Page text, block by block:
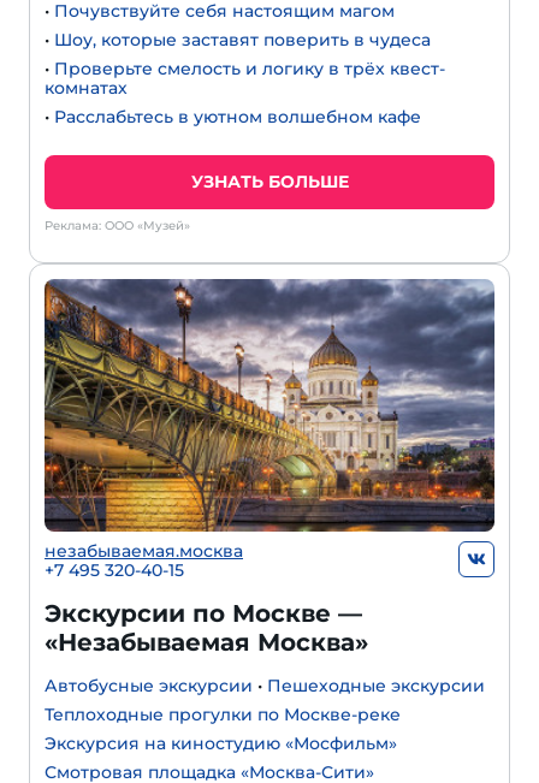
• Почувствуйте себя настоящим магом
• Шоу, которые заставят поверить в чудеса
• Проверьте смелость и логику в трёх квест-
комнатах
• Расслабьтесь в уютном волшебном кафе
УЗНАТЬ БОЛЬШЕ
Реклама: ООО «Музей»
незабываемая.москва
+7 495 320-40-15
Экскурсии по Москве —
«Незабываемая Москва»
Автобусные экскурсии • Пешеходные экскурсии
Теплоходные прогулки по Москве-реке
Экскурсия на киностудию «Мосфильм»
Смотровая площадка «Москва-Сити»